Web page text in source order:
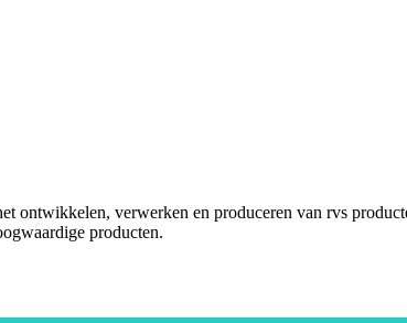
ontwikkelen, verwerken en produceren van rvs
producten.